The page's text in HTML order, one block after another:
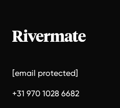
[email protected]
+31 970 1028 6682